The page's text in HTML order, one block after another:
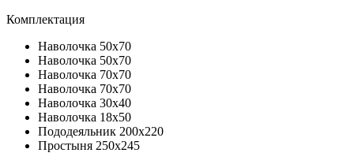
Комплектация
Наволочка 50х70
Наволочка 50х70
Наволочка 70х70
Наволочка 70х70
Наволочка 30х40
Наволочка 18х50
Пододеяльник 200х220
Простыня 250х245